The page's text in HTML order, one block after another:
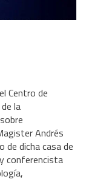
Centro de
la
Andrés
de dicha casa de
conferencista